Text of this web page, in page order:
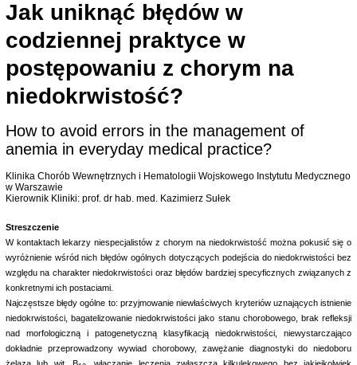
Jak uniknąć błędów w
codziennej praktyce w
postępowaniu z chorym na
niedokrwistość?
How to avoid errors in the management of
anemia in everyday medical practice?
Klinika Chorób Wewnętrznych i Hematologii Wojskowego Instytutu Medycznego
w Warszawie
Kierownik Kliniki: prof. dr hab. med. Kazimierz Sułek
Streszczenie
W kontaktach lekarzy niespecjalistów z chorym na niedokrwistość można pokusić się o
wyróżnienie wśród nich błędów ogólnych dotyczących podejścia do niedokrwistości bez
względu na charakter niedokrwistości oraz błędów bardziej specyficznych związanych z
konkretnymi ich postaciami.
Najczęstsze błędy ogólne to: przyjmowanie niewłaściwych kryteriów uznających istnienie
niedokrwistości, bagatelizowanie niedokrwistości jako stanu chorobowego, brak refleksji
nad morfologiczną i patogenetyczną klasyfikacją niedokrwistości, niewystarczająco
dokładnie przeprowadzony wywiad chorobowy, zawężanie diagnostyki do niedoboru